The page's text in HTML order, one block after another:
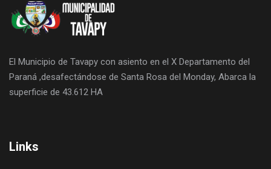
El Municipio de Tavapy con asiento en el X Departamento del
Paraná ,desafectándose de Santa Rosa del Monday, Abarca la
superficie de 43.612 HA
Links